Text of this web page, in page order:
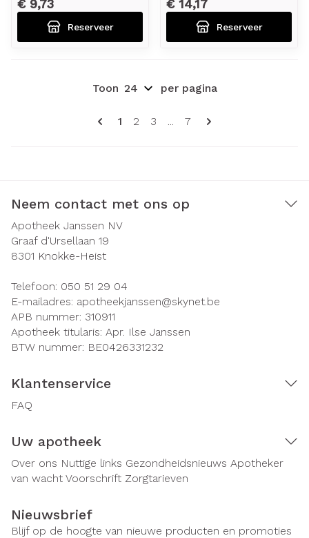
€ 9,73
Reserveer
€ 14,17
Reserveer
Pagina's
U lees momenteel pagina
1 Pagina
2 Pagina
3 ... Pagina
7
Toon per pagina
Neem contact met ons op
Apotheek Janssen NV
Graaf d'Ursellaan 19
8301 Knokke-Heist
Telefoon: 050 51 29 04
E-mailadres: apotheekjanssen@skynet.be
APB nummer: 310911
Apotheek titularis: Apr. Ilse Janssen
BTW nummer: BE0426331232
Klantenservice
FAQ
Uw apotheek
Over ons Nuttige links Gezondheidsnieuws Apotheker
van wacht Voorschrift Zorgtarieven
Nieuwsbrief
Blijf op de hoogte van nieuwe producten en promoties